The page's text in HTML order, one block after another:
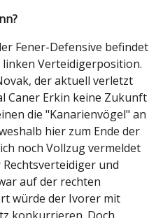
Fener-Defensive befindet
Verteidigerposition.
der aktuell verletzt
Caner Erkin keine Zukunft
die "Kanarienvögel" an
hier zum Ende der
noch Vollzug vermeldet
und
auf der rechten
würde der Ivorer mit